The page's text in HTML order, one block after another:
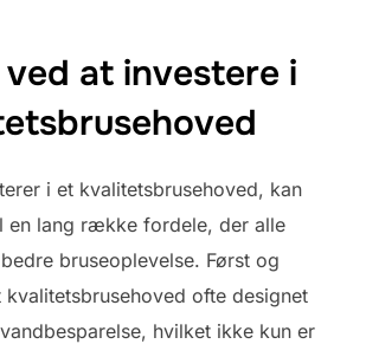
ved at investere i
i et kvalitetsbrusehoved, kan
en lang række fordele, der alle
bruseoplevelse. Først og
kvalitetsbrusehoved ofte designet
hvilket ikke kun er